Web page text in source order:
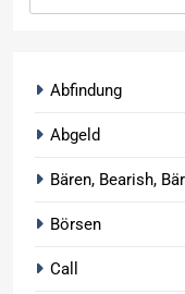
Abfindung
Abgeld
Bären, Bearish,
Börsen
Call